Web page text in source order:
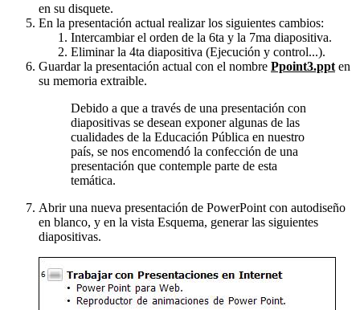
en su disquete.
En la presentación actual realizar los siguientes cambios:
Intercambiar el orden de la 6ta y la 7ma diapositiva.
Eliminar la 4ta diapositiva (Ejecución y control...).
Guardar la presentación actual con el nombre Ppoint3.ppt en
su memoria extraible.
Debido a que a través de una presentación con
diapositivas se desean exponer algunas de las
cualidades de la Educación Pública en nuestro
país, se nos encomendó la confección de una
presentación que contemple parte de esta
temática.
Abrir una nueva presentación de PowerPoint con autodiseño
en blanco, y en la vista Esquema, generar las siguientes
diapositivas.